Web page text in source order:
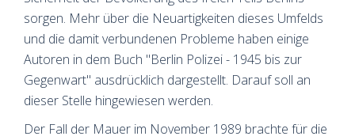
sorgen. Mehr über die Neuartigkeiten dieses Umfelds
und die damit verbundenen Probleme haben einige
Autoren in dem Buch "Berlin Polizei - 1945 bis zur
Gegenwart" ausdrücklich dargestellt. Darauf soll an
dieser Stelle hingewiesen werden.
Der Fall der Mauer im November 1989 brachte für die